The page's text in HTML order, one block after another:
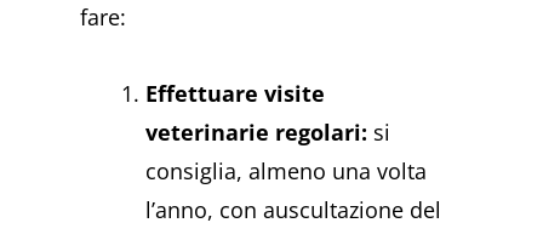
fare:
Effettuare visite
veterinarie regolari: si
consiglia, almeno una volta
l’anno, con auscultazione del